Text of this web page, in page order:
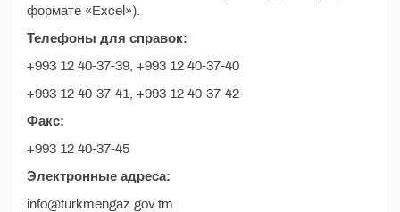
формате «Excel»).
Телефоны для справок:
+993 12 40-37-39, +993 12 40-37-40
+993 12 40-37-41, +993 12 40-37-42
Факс:
+993 12 40-37-45
Электронные адреса:
info@turkmengaz.gov.tm